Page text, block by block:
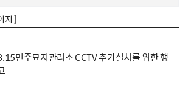
지 ]
민주묘지관리소 CCTV 추가설치를 위한 행